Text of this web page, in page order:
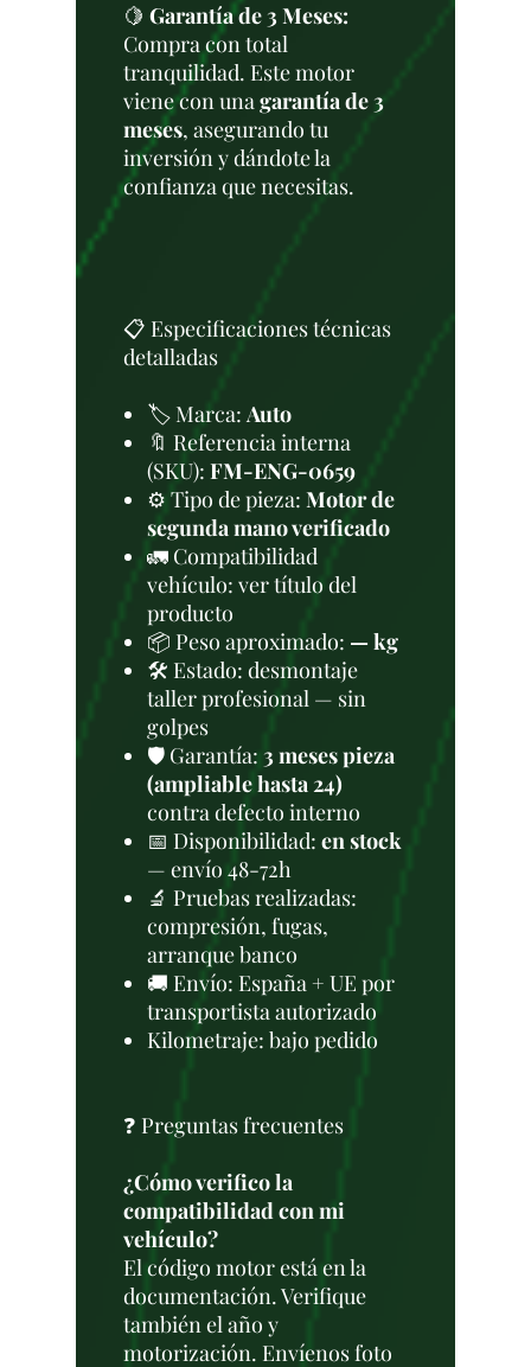
🍋 Garantía de 3 Meses:
Compra con total
tranquilidad. Este motor
viene con unagarantía de 3
meses, asegurando tu
inversión y dándote la
confianza que necesitas.
📋 Especificaciones técnicas
detalladas
🏷️ Marca:Auto
🔖 Referencia interna
(SKU): FM-ENG-0659
⚙️ Tipo de pieza: Motor de
segunda mano verificado
🚛 Compatibilidad
vehículo: ver título del
producto
📦 Peso aproximado: — kg
🛠 Estado: desmontaje
taller profesional — sin
golpes
🛡️ Garantía: 3 meses pieza
(ampliable hasta 24)
contra defecto interno
📅 Disponibilidad: en stock
— envío 48-72h
🔬 Pruebas realizadas:
compresión, fugas,
arranque banco
🚚 Envío: España + UE por
transportista autorizado
Kilometraje: bajo pedido
❓ Preguntas frecuentes
¿Cómo verifico la
compatibilidad con mi
vehículo?
El código motor está en la
documentación. Verifique
también el año y
motorización. Envíenos foto